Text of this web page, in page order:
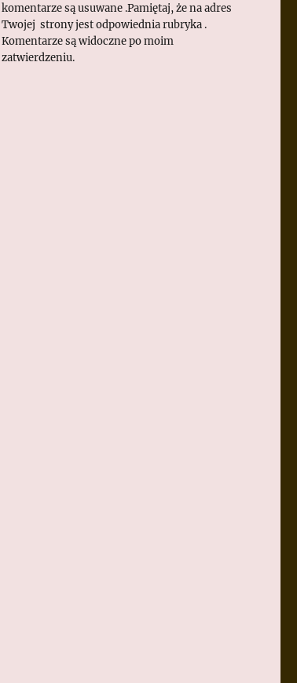
komentarze są usuwane .Pamiętaj, że na adres
Twojej strony jest odpowiednia rubryka .
Komentarze są widoczne po moim
zatwierdzeniu.